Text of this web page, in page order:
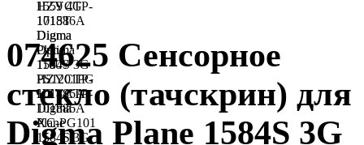
074625 Сенсорное
стекло (тачскрин) для
Digma Plane 1584S 3G